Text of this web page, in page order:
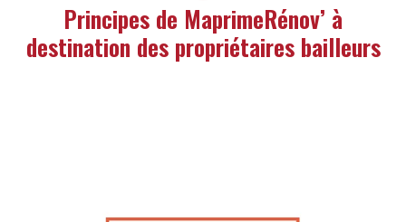
Principes de MaprimeRénov’ à
destination des propriétaires bailleurs